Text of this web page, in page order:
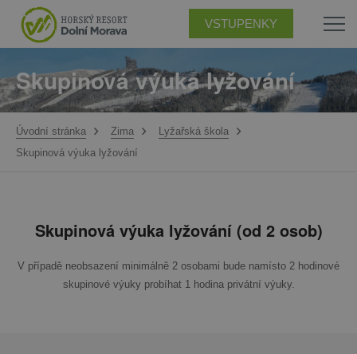
VSTUPENKY
Skupinová výuka lyžování
Úvodní stránka Zima
Lyžařská škola
Skupinová výuka lyžování
Skupinová výuka lyžování (od 2 osob)
V případě neobsazení minimálně 2 osobami bude namísto 2 hodinové
skupinové výuky probíhat 1 hodina privátní výuky.